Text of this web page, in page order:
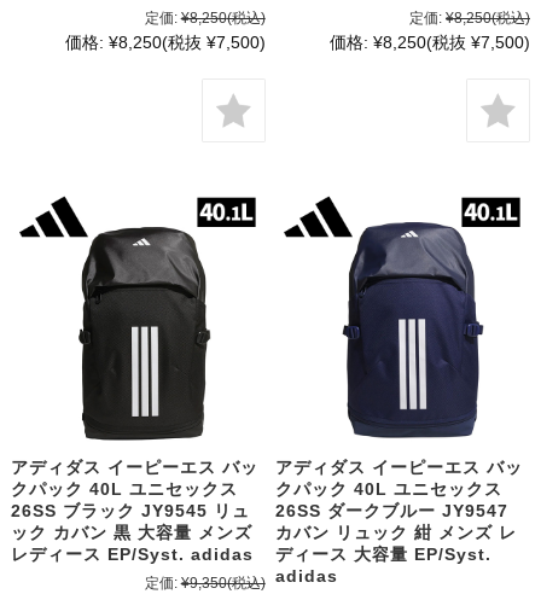
定価: ¥8,250(税込)
価格: ¥8,250(税抜 ¥7,500)
定価: ¥8,250(税込)
価格: ¥8,250(税抜 ¥7,500)
アディダス イーピーエス バッ
クパック 40L ユニセックス
26SS ブラック JY9545 リュ
ック カバン 黒 大容量 メンズ
レディース EP/Syst. adidas
定価: ¥9,350(税込)
アディダス イーピーエス バッ
クパック 40L ユニセックス
26SS ダークブルー JY9547
カバン リュック 紺 メンズ レ
ディース 大容量 EP/Syst.
adidas